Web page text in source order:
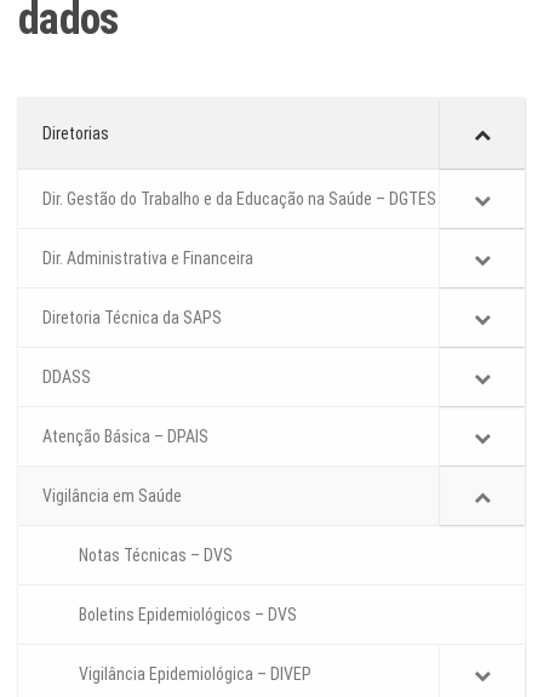
dados
Diretorias
Dir. Gestão do Trabalho e da Educação na Saúde – DGTES
Dir. Administrativa e Financeira
Diretoria Técnica da SAPS
DDASS
Atenção Básica – DPAIS
Vigilância em Saúde
Notas Técnicas – DVS
Boletins Epidemiológicos – DVS
Vigilância Epidemiológica – DIVEP